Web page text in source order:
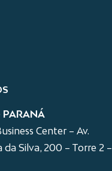
PARANÁ
Center – Av.
Silva, 200 – Torre 2 –